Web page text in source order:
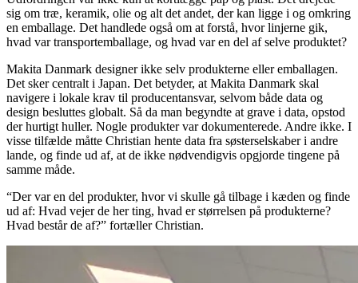
sig om træ, keramik, olie og alt det andet, der kan ligge i og omkring
en emballage. Det handlede også om at forstå, hvor linjerne gik,
hvad var transportemballage, og hvad var en del af selve produktet?
Makita Danmark designer ikke selv produkterne eller emballagen.
Det sker centralt i Japan. Det betyder, at Makita Danmark skal
navigere i lokale krav til producentansvar, selvom både data og
design besluttes globalt. Så da man begyndte at grave i data, opstod
der hurtigt huller. Nogle produkter var dokumenterede. Andre ikke. I
visse tilfælde måtte Christian hente data fra søsterselskaber i andre
lande, og finde ud af, at de ikke nødvendigvis opgjorde tingene på
samme måde.
“Der var en del produkter, hvor vi skulle gå tilbage i kæden og finde
ud af: Hvad vejer de her ting, hvad er størrelsen på produkterne?
Hvad består de af?” fortæller Christian.